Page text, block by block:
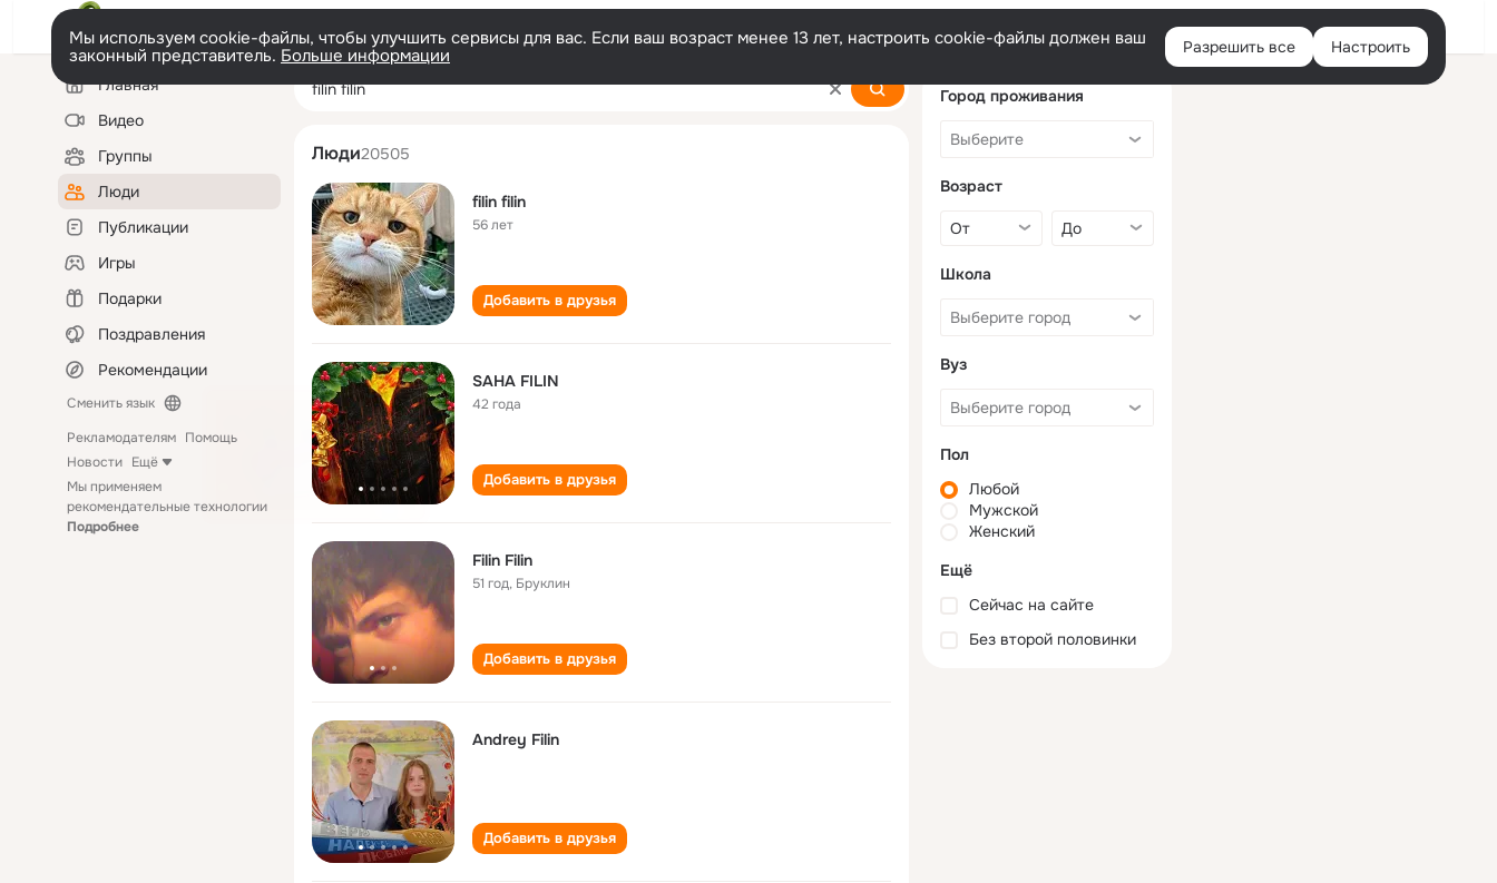
Войти
Мы используем cookie-файлы, чтобы улучшить сервисы для вас. Если ваш возраст менее 13 лет, настроить cookie-файлы должен ваш
законный представитель. Больше информации Разрешить все Настроить
Левая
колонкаГлавная
Видео
Группы
Люди
Публикации
Игры
Подарки
Поздравления
Рекомендации
Сменить язык
Рекламодателям Помощь
Новости Ещё
Мы применяем
рекомендательные технологии
Подробнее
filin filin
Люди20505
filin filin
56 лет
Добавить в друзья
SAHA FILIN
42 года
Добавить в друзья
Filin Filin
51 год, Бруклин
Добавить в друзья
Andrey Filin
Добавить в друзья
Город проживания
Возраст
Школа
Вуз
Пол
Любой
Мужской
Женский
Ещё
Сейчас на сайте
Без второй половинки